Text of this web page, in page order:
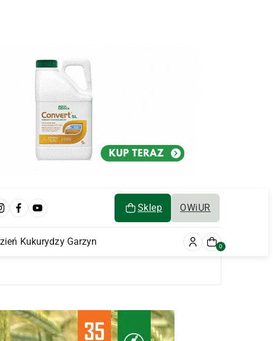
Sklep OWiUR
Kukurydzy Garzyn 0